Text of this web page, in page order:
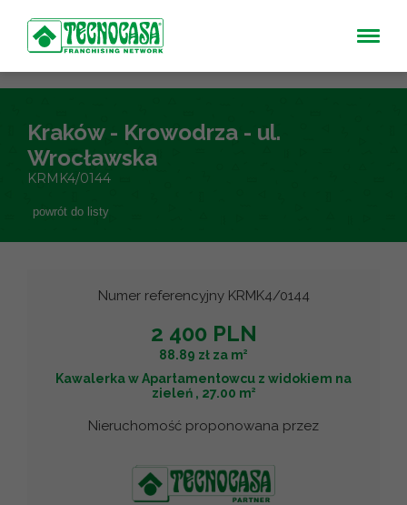
Kraków - Krowodrza - ul.
Wrocławska
KRMK4/0144
powrót do listy
Numer referencyjny KRMK4/0144
2 400 PLN
88.89 zł za m2
Kawalerka w Apartamentowcu z widokiem na
zieleń , 27.00 m2
Nieruchomość proponowana przez